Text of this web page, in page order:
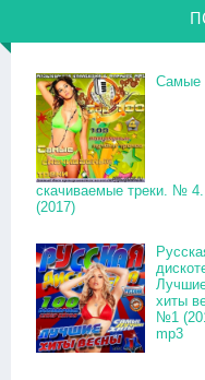
Самые
скачиваемые треки. №
(2017)
хиты
№1
mp3